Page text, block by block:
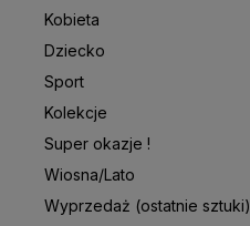
Kobieta
Dziecko
Sport
Kolekcje
Super okazje !
Wiosna/Lato
Wyprzedaż (ostatnie sztuki)